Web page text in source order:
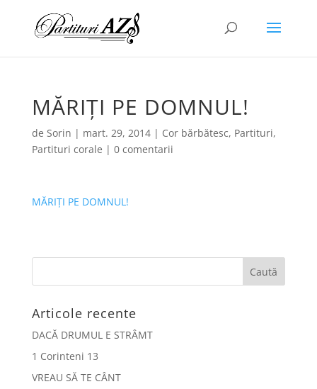
MĂRIȚI PE DOMNUL!
de Sorin | mart. 29, 2014| Cor bărbătesc, Partituri,
Partituri corale | 0 comentarii
MĂRIȚI PE DOMNUL!
Articole recente
DACĂ DRUMUL E STRÂMT
1 Corinteni 13
VREAU SĂ TE CÂNT